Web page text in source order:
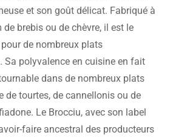
et son goût délicat. Fabriqué à
brebis ou de chèvre, il est le
de nombreux plats
Sa polyvalence en cuisine en fait
dans de nombreux plats
de tourtes, de cannellonis ou de
Le Brocciu, avec son label
faire ancestral des producteurs